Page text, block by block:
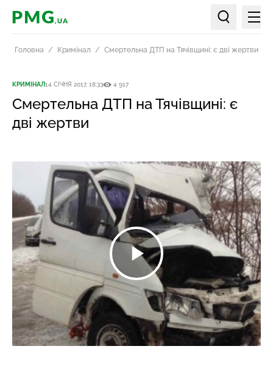
PMG.ua
Пошук по
Головна Кримінал Смертельна ДТП на Тячівщині: є дві жертви
КРИМІНАЛ14 СІЧНЯ 2017, 18:33 4 917
Смертельна ДТП на Тячівщині: є
дві жертви